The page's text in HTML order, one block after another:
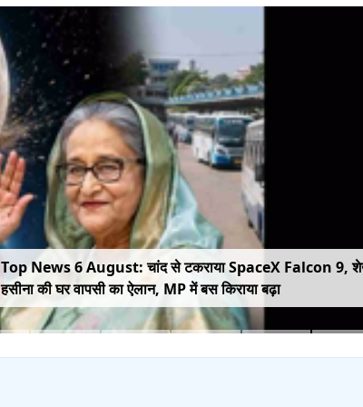
Top News 6 August: चांद से टकराया SpaceX Falcon 9,
हसीना की घर वापसी का ऐलान, MP में बस किराया बढ़ा